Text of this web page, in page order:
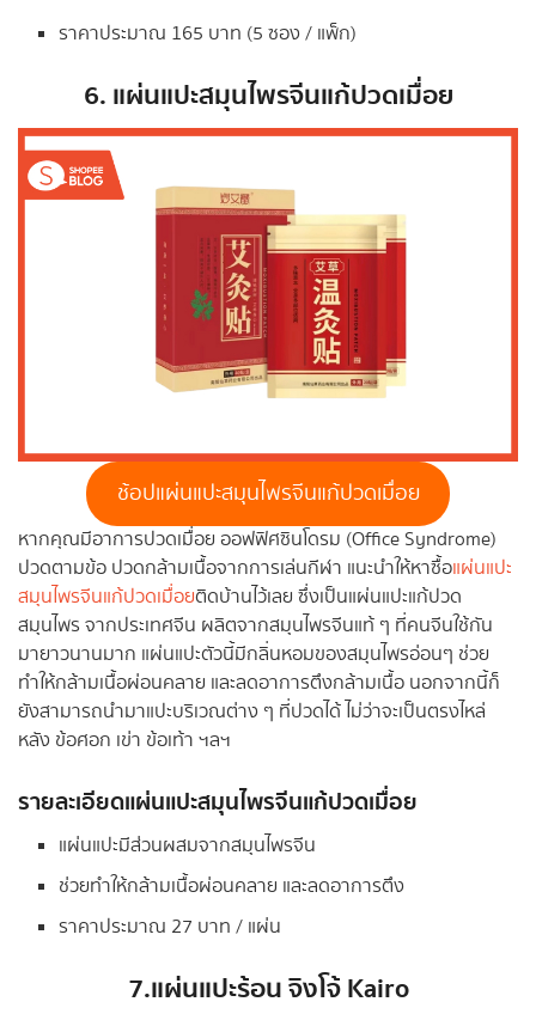
ราคาประมาณ 165 บาท (5 ซอง / แพ็ก)
6. แผ่นแปะสมุนไพรจีนแก้ปวดเมื่อย
ช้อปแผ่นแปะสมุนไพรจีนแก้ปวดเมื่อย
หากคุณมีอาการปวดเมื่อย ออฟฟิศซินโดรม (Office Syndrome)
ปวดตามข้อ ปวดกล้ามเนื้อจากการเล่นกีฬา แนะนำให้หาซื้อแผ่นแปะ
สมุนไพรจีนแก้ปวดเมื่อยติดบ้านไว้เลย ซึ่งเป็นแผ่นแปะแก้ปวด
สมุนไพร จากประเทศจีน ผลิตจากสมุนไพรจีนแท้ ๆ ที่คนจีนใช้กัน
มายาวนานมาก แผ่นแปะตัวนี้มีกลิ่นหอมของสมุนไพรอ่อนๆ ช่วย
ทำให้กล้ามเนื้อผ่อนคลาย และลดอาการตึงกล้ามเนื้อ นอกจากนี้ก็
ยังสามารถนำมาแปะบริเวณต่าง ๆ ที่ปวดได้ ไม่ว่าจะเป็นตรงไหล่
หลัง ข้อศอก เข่า ข้อเท้า ฯลฯ
รายละเอียดแผ่นแปะสมุนไพรจีนแก้ปวดเมื่อย
แผ่นแปะมีส่วนผสมจากสมุนไพรจีน
ช่วยทำให้กล้ามเนื้อผ่อนคลาย และลดอาการตึง
ราคาประมาณ 27 บาท / แผ่น
7.แผ่นแปะร้อน จิงโจ้ Kairo